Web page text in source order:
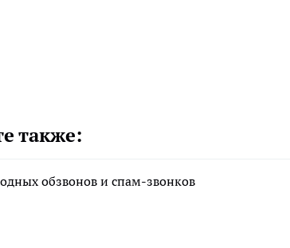
также:
обзвонов и спам-звонков